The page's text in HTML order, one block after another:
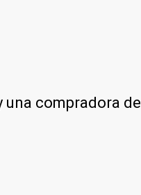
una compradora de